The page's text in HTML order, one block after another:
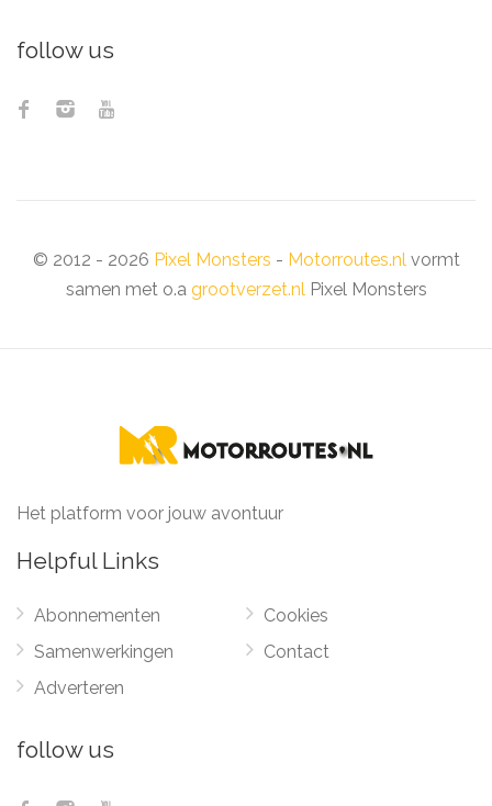
follow us
© 2012 - 2026 Pixel Monsters - Motorroutes.nlvormt
samen met o.a grootverzet.nlPixel Monsters
Het platform voor jouw avontuur
Helpful Links
Abonnementen
Samenwerkingen
Adverteren
Cookies
Contact
follow us